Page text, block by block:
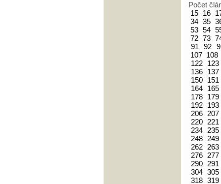
Počet
15 16
34 35
53 54
72 73
91
92
107 108
122
123
136
137
150
151
164
165
178
179
192
193
206 207
220
221
234
235
248
249
262
263
276
277
290
291
304 305
318 319